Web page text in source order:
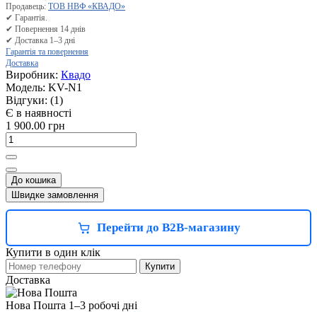
Продавець: ТОВ НВФ «КВАДО»
✔ Гарантія.
✔ Повернення 14 днів
✔ Доставка 1–3 дні
Гарантія та повернення
Доставка
Виробник: Квадо
Модель: KV-N1
Відгуки: (1)
Є в наявності
1 900.00 грн
До кошика
Швидке замовлення
Перейти до B2B-магазину
Купити в один клік
Купити
Доставка
Нова Пошта 1–3 робочі дні